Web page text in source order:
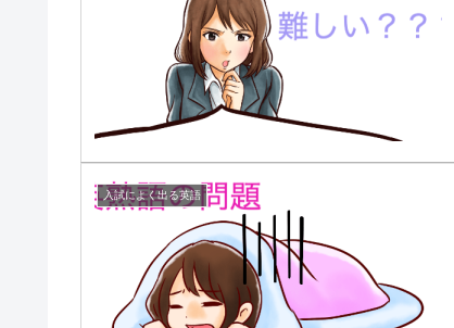
入試によく出る英語